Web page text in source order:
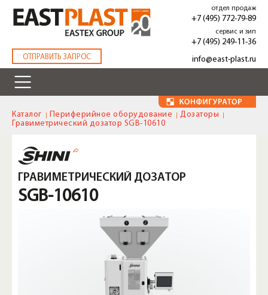
основному
содержанию
ОТПРАВИТЬ ЗАПРОС
отдел продаж
+7 (495) 772-79-89
сервис и зип
+7 (495) 249-11-36
info@east-plast.ru
Каталог Периферийное оборудование
Дозаторы
Гравиметрический дозатор SGB-10610
ГРАВИМЕТРИЧЕСКИЙ ДОЗАТОР
SGB-10610